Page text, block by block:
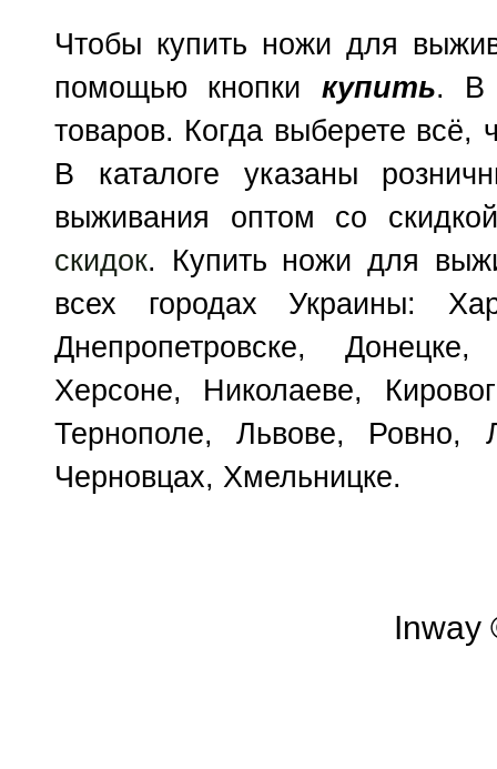
Чтобы купить ножи для
помощью кнопки купить. В
товаров. Когда выберете всё,
В каталоге указаны
выживания оптом со
скидок. Купить ножи для
всех городах Украины:
Днепропетровске,
Херсоне, Николаеве,
Тернополе, Львове, Ровно,
Черновцах, Хмельницке.
Inway